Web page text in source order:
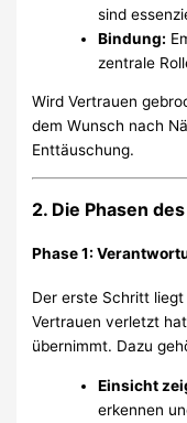
sind
Bindung:
zentrale
Wird Vertrauen
dem Wunsch nach
Enttäuschung.
2. Die Phasen
Phase 1:
Der erste Schritt
Vertrauen verletzt
übernimmt. Dazu
Einsicht
erkennen